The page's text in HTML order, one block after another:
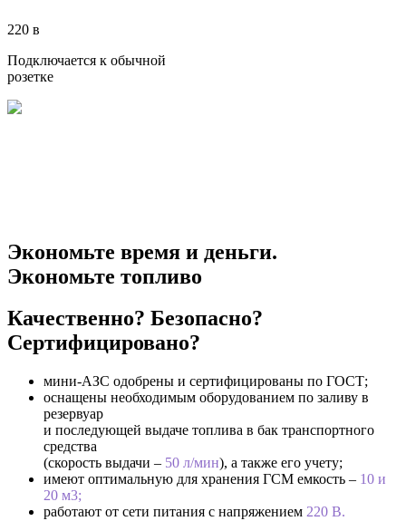
220 в
Подключается к обычной
розетке
Экономьте время и деньги.
Экономьте топливо
Качественно? Безопасно?
Сертифицировано?
мини-АЗС одобрены и сертифицированы по ГОСТ;
оснащены необходимым оборудованием по заливу в
резервуар
и последующей выдаче топлива в бак транспортного
средства
(скорость выдачи – 50 л/мин), а также его учету;
имеют оптимальную для хранения ГСМ емкость – 10 и
20 м3;
работают от сети питания с напряжением 220 В.